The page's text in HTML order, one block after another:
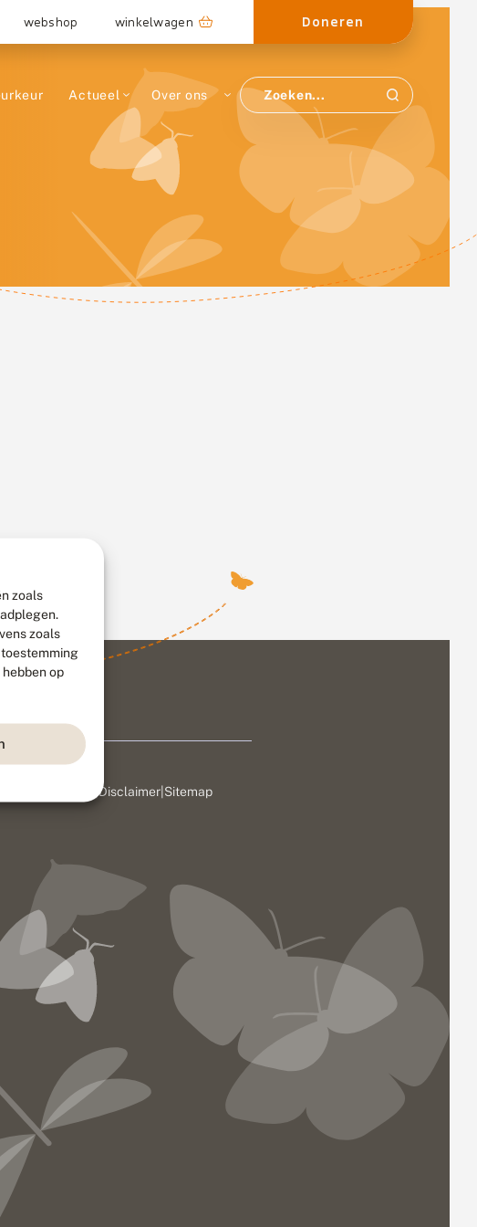
zoals
zoals
op
webshop winkelwagen Doneren
Actueel Over ons
Disclaimer Sitemap